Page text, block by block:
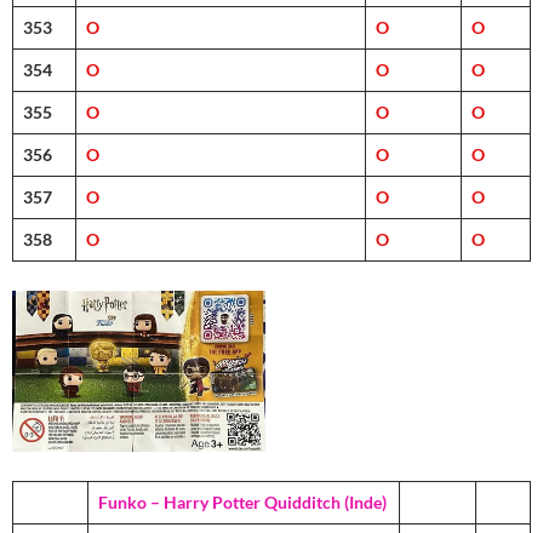
353 O O O
354 O O O
355 O O O
356 O O O
357 O O O
358 O O O
Funko – Harry Potter Quidditch (Inde)